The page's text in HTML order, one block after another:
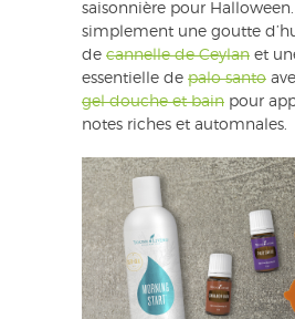
saisonnière pour
simplement une goutte
de cannelle de Ceylan et
essentielle de palo santo
gel douche et bain pour
notes riches et automnales.